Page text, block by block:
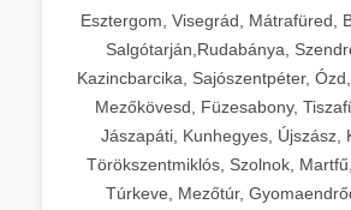
Esztergom, Visegrád, Mátrafüred,
Salgótarján,Rudabánya,
Kazincbarcika, Sajószentpéter,
Mezőkövesd, Füzesabony,
Jászapáti, Kunhegyes, Újszász,
Törökszentmiklós, Szolnok,
Túrkeve, Mezőtúr,